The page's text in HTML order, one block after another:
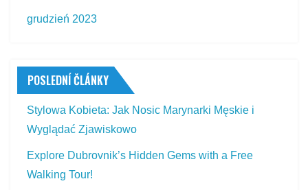
grudzień 2023
POSLEDNÍ ČLÁNKY
Stylowa Kobieta: Jak Nosic Marynarki Męskie i
Wyglądać Zjawiskowo
Explore Dubrovnik’s Hidden Gems with a Free
Walking Tour!